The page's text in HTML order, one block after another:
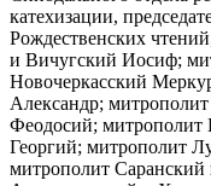
катехизации,
Рождественских
и Вичугский Иосиф;
Новочеркасский
Александр;
Феодосий; митрополит
Георгий; митрополит
митрополит